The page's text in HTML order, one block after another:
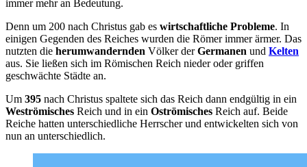
immer mehr an Bedeutung.
Denn um 200 nach Christus gab es wirtschaftliche Probleme. In
einigen Gegenden des Reiches wurden die Römer immer ärmer. Das
nutzten die herumwandernden Völker derGermanen und Kelten
aus. Sie ließen sich im Römischen Reich nieder oder griffen
geschwächte Städte an.
Um 395 nach Christus spaltete sich das Reich dann endgültig in ein
Weströmisches Reich und in ein Oströmisches Reich auf. Beide
Reiche hatten unterschiedliche Herrscher und entwickelten sich von
nun an unterschiedlich.